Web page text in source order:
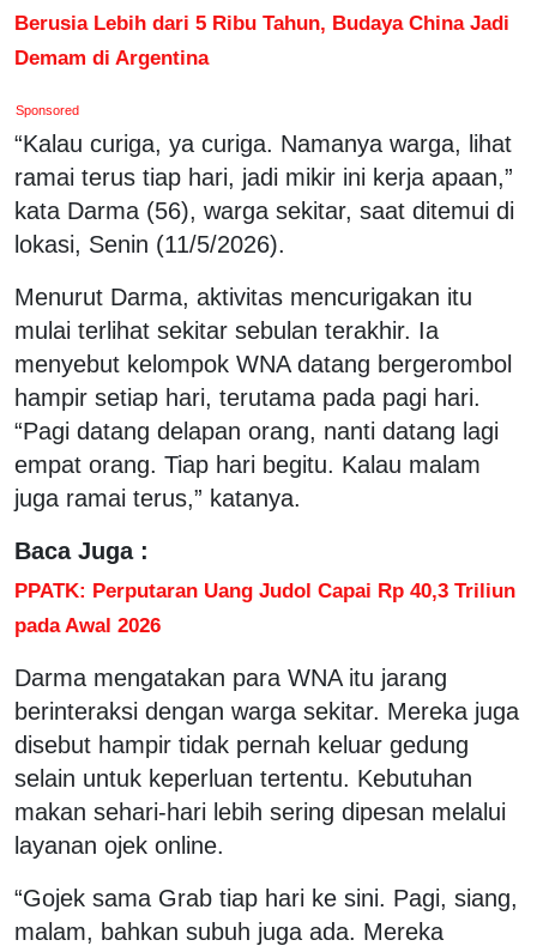
Berusia Lebih dari 5 Ribu Tahun, Budaya China Jadi
Demam di Argentina
Sponsored
“Kalau curiga, ya curiga. Namanya warga, lihat
ramai terus tiap hari, jadi mikir ini kerja apaan,”
kata Darma (56), warga sekitar, saat ditemui di
lokasi, Senin (11/5/2026).
Menurut Darma, aktivitas mencurigakan itu
mulai terlihat sekitar sebulan terakhir. Ia
menyebut kelompok WNA datang bergerombol
hampir setiap hari, terutama pada pagi hari.
“Pagi datang delapan orang, nanti datang lagi
empat orang. Tiap hari begitu. Kalau malam
juga ramai terus,” katanya.
Baca Juga :
PPATK: Perputaran Uang Judol Capai Rp 40,3 Triliun
pada Awal 2026
Darma mengatakan para WNA itu jarang
berinteraksi dengan warga sekitar. Mereka juga
disebut hampir tidak pernah keluar gedung
selain untuk keperluan tertentu. Kebutuhan
makan sehari-hari lebih sering dipesan melalui
layanan ojek online.
“Gojek sama Grab tiap hari ke sini. Pagi, siang,
malam, bahkan subuh juga ada. Mereka